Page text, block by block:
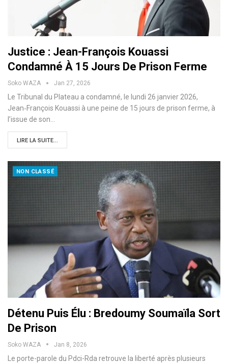
Justice : Jean-François Kouassi
Condamné À 15 Jours De Prison Ferme
Soko WAZA Jan 27, 2026
Le Tribunal du Plateau a condamné, le lundi 26 janvier 2026,
Jean‑François Kouassi à une peine de 15 jours de prison ferme, à
l’issue de son…
LIRE LA SUITE...
NON CLASSÉ
Détenu Puis Élu : Bredoumy Soumaïla Sort
De Prison
Soko WAZA Jan 8, 2026
Le porte-parole du Pdci-Rda retrouve la liberté après plusieurs